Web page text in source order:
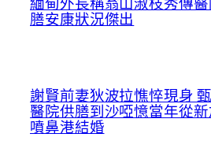
膳安康狀況傑出
謝賢前妻狄波拉憔悴現身
醫院供膳到沙啞憶當年從
噴鼻港結婚